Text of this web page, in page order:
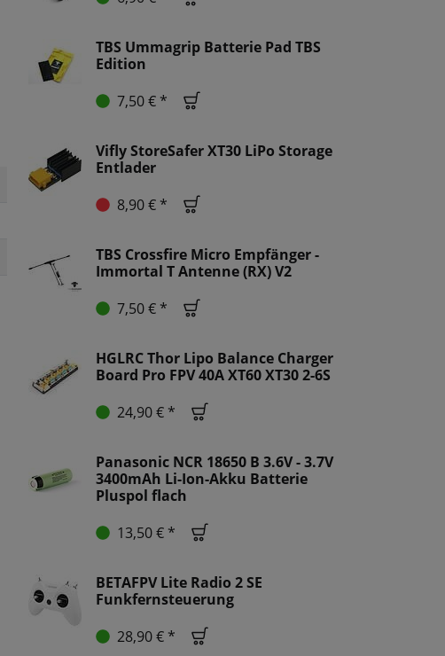
TBS Ummagrip Batterie Pad TBS
Edition
7,50 € *
Vifly StoreSafer XT30 LiPo Storage
Entlader
8,90 € *
TBS Crossfire Micro Empfänger -
Immortal T Antenne (RX) V2
7,50 € *
HGLRC Thor Lipo Balance Charger
Board Pro FPV 40A XT60 XT30 2-6S
24,90 € *
Panasonic NCR 18650 B 3.6V - 3.7V
3400mAh Li-Ion-Akku Batterie
Pluspol flach
13,50 € *
BETAFPV Lite Radio 2 SE
Funkfernsteuerung
28,90 € *